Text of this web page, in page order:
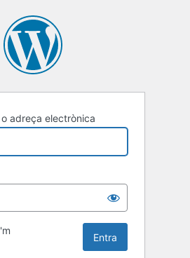
adreça electrònica